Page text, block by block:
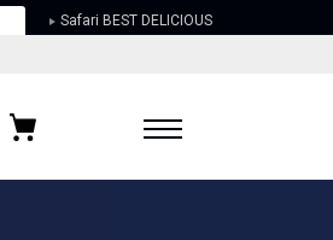
Safari BEST DELICIOUS